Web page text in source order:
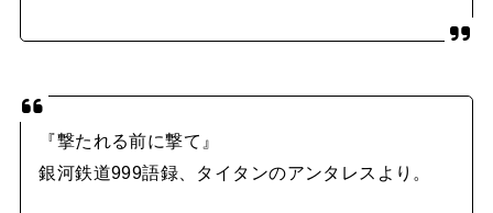
『撃たれる前に撃て』
銀河鉄道999語録、タイタンのアンタレスより。